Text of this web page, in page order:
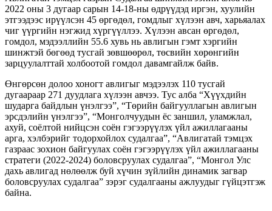
2022 оны 3 дугаар сарын 14-18-ны өдрүүдэд иргэн, хуулийн
этгээдээс ирүүлсэн 45 өргөдөл, гомдлыг хүлээн авч, харьяалах
чиг үүргийн нэгжид хүргүүллээ. Хүлээн авсан өргөдөл,
гомдол, мэдээллийн 55.6 хувь нь авлигын гэмт хэргийн
шинжтэй бөгөөд тусгай зөвшөөрөл, төсвийн хөрөнгийн
зарцуулалттай холбоотой гомдол давамгайлж байв.
Өнгөрсөн долоо хоногт авлигыг мэдээлэх 110 тусгай
дугаараар 271 дуудлага хүлээн авчээ. Тус алба “Хүүхдийн
шударга байдлын үнэлгээ”, “Төрийн байгууллагын авлигын
эрсдэлийн үнэлгээ”, “Монголчуудын ёс заншил, уламжлал,
ахуй, соёлтой нийцсэн соён гэгээрүүлэх үйл ажиллагааны
арга, хэлбэрийг тодорхойлох судалгаа”, “Авлигатай тэмцэх
газраас зохион байгуулах соён гэгээрүүлэх үйл ажиллагааны
стратеги (2022-2024) боловсруулах судалгаа”, “Монгол Улс
дахь авлигад нөлөөлж буй хүчин зүйлийн динамик загвар
боловсруулах судалгаа” зэрэг судалгааны ажлуудыг гүйцэтгэж
байна.